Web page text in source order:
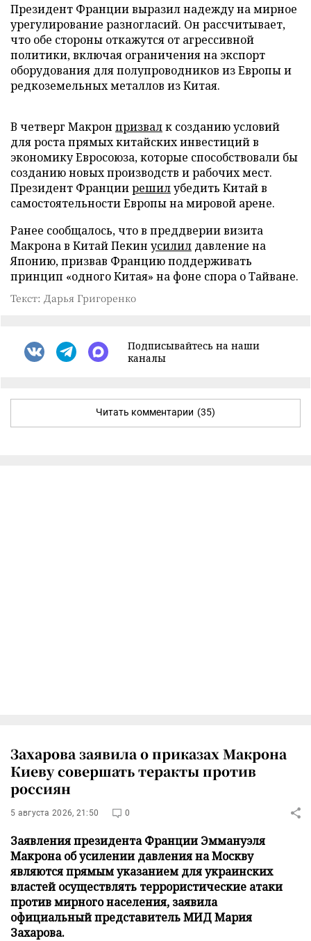
Президент Франции выразил надежду на мирное
урегулирование разногласий. Он рассчитывает,
что обе стороны откажутся от агрессивной
политики, включая ограничения на экспорт
оборудования для полупроводников из Европы и
редкоземельных металлов из Китая.
В четверг Макрон призвалк созданию условий
для роста прямых китайских инвестиций в
экономику Евросоюза, которые способствовали бы
созданию новых производств и рабочих мест.
Президент Франциирешилубедить Китай в
самостоятельности Европы на мировой арене.
Ранее сообщалось, что в преддверии визита
Макрона в Китай Пекин усилил давление на
Японию, призвав Францию поддерживать
принцип «одного Китая» на фоне спора о Тайване.
Текст: Дарья Григоренко
Подписывайтесь на наши
каналы
Читать комментарии (35)
Захарова заявила о приказах Макрона
Киеву совершать теракты против
россиян
5 августа 2026, 21:50 0
Заявления президента Франции Эммануэля
Макрона об усилении давления на Москву
являются прямым указанием для украинских
властей осуществлять террористические атаки
против мирного населения, заявила
официальный представитель МИД Мария
Захарова.